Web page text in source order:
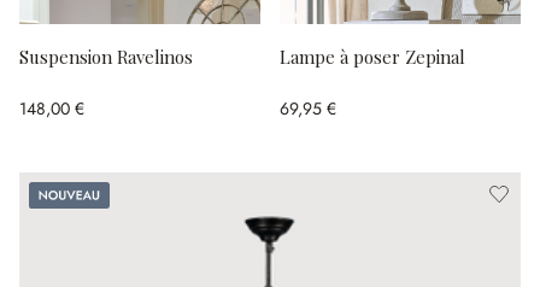
Suspension Ravelinos
148,00 €
Nouveau
Lampe à poser Zepinal
69,95 €